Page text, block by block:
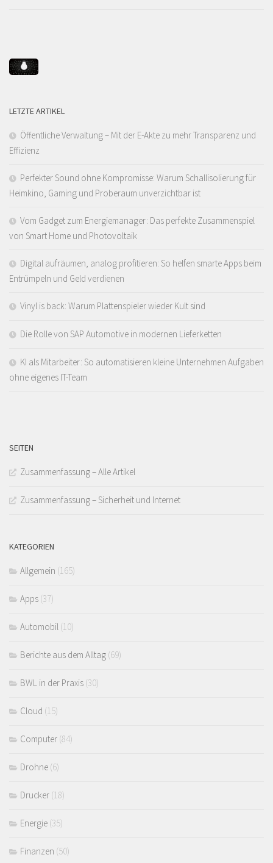
LETZTE ARTIKEL
Öffentliche Verwaltung – Mit der E-Akte zu mehr Transparenz und
Effizienz
Perfekter Sound ohne Kompromisse: Warum Schallisolierung für
Heimkino, Gaming und Proberaum unverzichtbar ist
Vom Gadget zum Energiemanager: Das perfekte Zusammenspiel
von Smart Home und Photovoltaik
Digital aufräumen, analog profitieren: So helfen smarte Apps beim
Entrümpeln und Geld verdienen
Vinyl is back: Warum Plattenspieler wieder Kult sind
Die Rolle von SAP Automotive in modernen Lieferketten
KI als Mitarbeiter: So automatisieren kleine Unternehmen Aufgaben
ohne eigenes IT-Team
SEITEN
Zusammenfassung – Alle Artikel
Zusammenfassung – Sicherheit und Internet
KATEGORIEN
Allgemein (165)
Apps (37)
Automobil (10)
Berichte aus dem Alltag (69)
BWL in der Praxis (30)
Cloud (15)
Computer (84)
Drohne (6)
Drucker (18)
Energie (35)
Finanzen (50)